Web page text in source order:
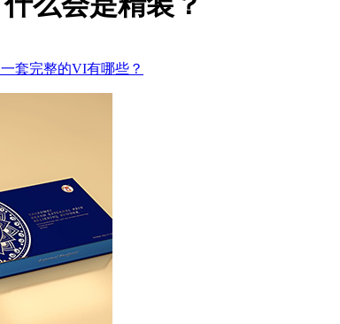
一套完整的VI有哪些？